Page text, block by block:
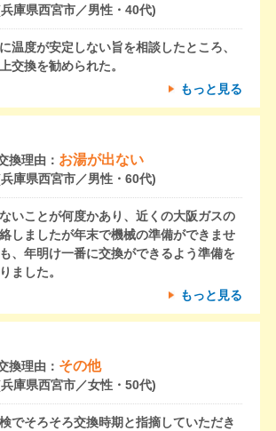
庫県西宮市／男性・40代)
温度が安定しない旨を相談したところ、
交換を勧められた。
もっと見る
換理由： お湯が出ない
庫県西宮市／男性・60代)
いことが何度かあり、近くの大阪ガスの
しましたが年末で機械の準備ができませ
、年明け一番に交換ができるよう準備を
ました。
もっと見る
換理由： その他
庫県西宮市／女性・50代)
でそろそろ交換時期と指摘していただき